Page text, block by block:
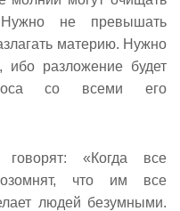
не превышать
материю. Нужно
ибо разложение будет
со всеми его
«Когда все
что им все
людей безумными.